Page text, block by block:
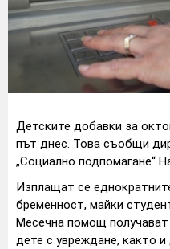
Детските добавки за
път днес. Това съобщи
„Социално подпомагане“
Изплащат се
бременност, майки
Месечна помощ
дете с увреждане, както